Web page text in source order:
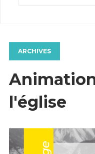
ARCHIVES
l'église